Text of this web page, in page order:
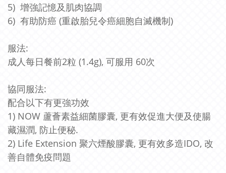
5) 增強記憶及肌肉協調
6) 有助防癌 (重啟胎兒令癌細胞自滅機制)
服法:
成人每日餐前2粒 (1.4g), 可服用 60次
協同服法:
配合以下有更強功效
1) NOW 蘆薈素益細菌膠囊, 更有效促進大便及使腸
藏濕潤, 防止便秘.
2) Life Extension 聚六煙酸膠囊, 更有效多造IDO, 改
善自體免疫問題